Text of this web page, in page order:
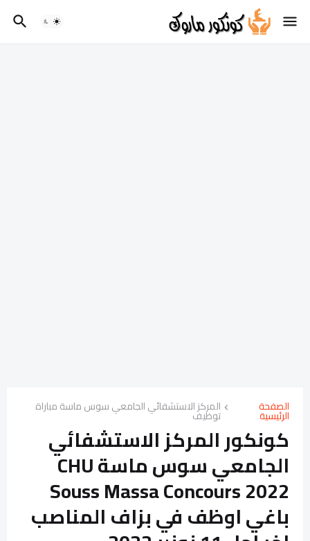
الصفحة
الرئيسية
المركز الاستشفائي الجامعي سوس ماسة مباراة
توظيف
كونكور المركز الاستشفائي
الجامعي سوس ماسة CHU
Souss Massa Concours 2022
باغي اوظف في بزاف المناصب